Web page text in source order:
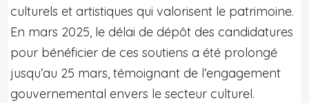
culturels et artistiques qui valorisent le patrimoine.
En mars 2025, le délai de dépôt des candidatures
pour bénéficier de ces soutiens a été prolongé
jusqu’au 25 mars, témoignant de l’engagement
gouvernemental envers le secteur culturel.